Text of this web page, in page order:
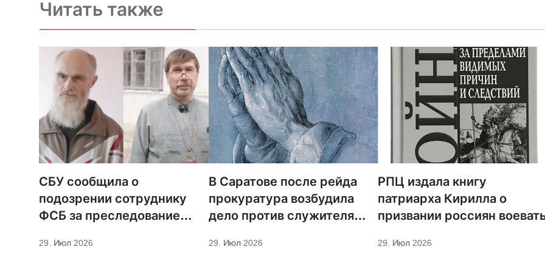
Читать также
СБУ сообщила о
подозрении сотруднику
ФСБ за преследование
29. Июл 2026
В Саратове после рейда
прокуратура возбудила
дело против служителя
29. Июл 2026
РПЦ издала книгу
патриарха Кирилла о
призвании россиян
29. Июл 2026